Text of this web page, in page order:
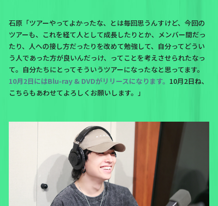
石原「ツアーやってよかったな、とは毎回思うんすけど、今回の
ツアーも、これを経て人として成長したりとか、メンバー間だっ
たり、人への接し方だったりを改めて勉強して、自分ってどうい
う人であった方が良いんだっけ、ってことを考えさせられたなっ
て。自分たちにとってそういうツアーになったなと思ってます。
10月2日にはBlu-ray & DVDがリリースになります。 10月2日ね、
こちらもあわせてよろしくお願いします。」